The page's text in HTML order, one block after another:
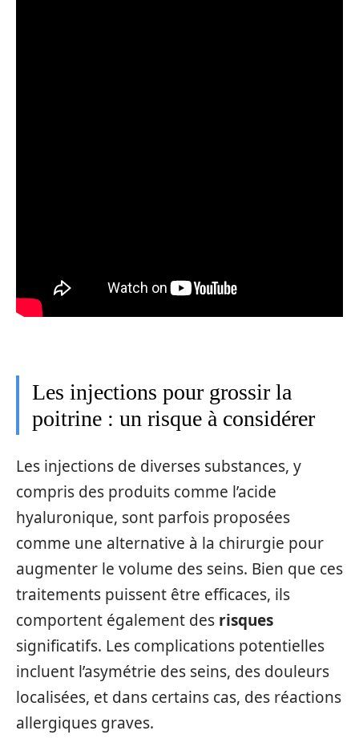
Les injections pour grossir la
poitrine : un risque à considérer
Les injections de diverses substances, y
compris des produits comme l’acide
hyaluronique, sont parfois proposées
comme une alternative à la chirurgie pour
augmenter le volume des seins. Bien que ces
traitements puissent être efficaces, ils
comportent également des risques
significatifs. Les complications potentielles
incluent l’asymétrie des seins, des douleurs
localisées, et dans certains cas, des réactions
allergiques graves.